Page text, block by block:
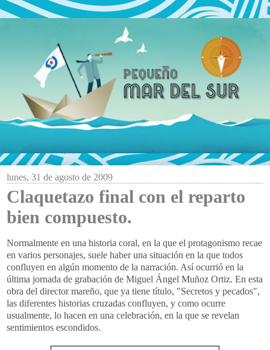
lunes, 31 de agosto de 2009
Claquetazo final con el reparto
bien compuesto.
Normalmente en una historia coral, en la que el protagonismo recae
en varios personajes, suele haber una situación en la que todos
confluyen en algún momento de la narración. Así ocurrió en la
última jornada de grabación de Miguel Ángel Muñoz Ortiz. En esta
obra del directormareño, que ya tiene título, "Secretos y pecados",
las diferentes historias cruzadas confluyen, y como ocurre
usualmente, lo hacen en una celebración, en la que se revelan
sentimientos escondidos.